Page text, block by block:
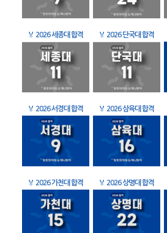
🏅 2026 세종대 합격 🏅 2026 단국대 합격
🏅 2026 서경대 합격 🏅 2026 삼육대 합격
🏅 2026 가천대 합격 🏅 2026 상명대 합격